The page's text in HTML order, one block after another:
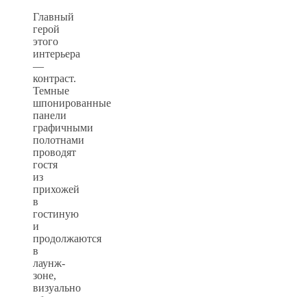
Главный
герой
этого
интерьера
—
контраст.
Темные
шпонированные
панели
графичными
полотнами
проводят
гостя
из
прихожей
в
гостиную
и
продолжаются
в
лаунж-
зоне,
визуально